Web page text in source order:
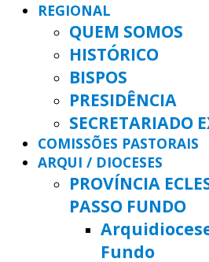
REGIONAL
QUEM SOMOS
HISTÓRICO
BISPOS
PRESIDÊNCIA
SECRETARIADO
COMISSÕES PASTORAIS
ARQUI / DIOCESES
PROVÍNCIA
PASSO FUNDO
Fundo